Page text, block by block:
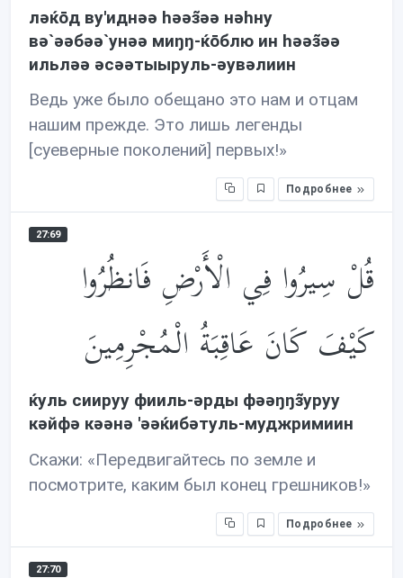
лəќōд ву'иднəə həəз̃əə нəhну
вə`əəбəə`унəə миŋŋ-ќōблю ин həəз̃əə
ильлəə əсəəтыыруль-əувəлиин
Ведь уже было обещано это нам и отцам
нашим прежде. Это лишь легенды
[суеверные поколений] первых!»
Подробнее
27:69
قُلْ سِيرُوا فِي الْأَرْضِ فَانظُرُوا
كَيْفَ كَانَ عَاقِبَةُ الْمُجْرِمِينَ
ќуль сиируу фииль-əрды фəəŋŋз̃уруу
кəйфə кəəнə 'əəќибəтуль-муджримиин
Скажи: «Передвигайтесь по земле и
посмотрите, каким был конец грешников!»
Подробнее
27:70